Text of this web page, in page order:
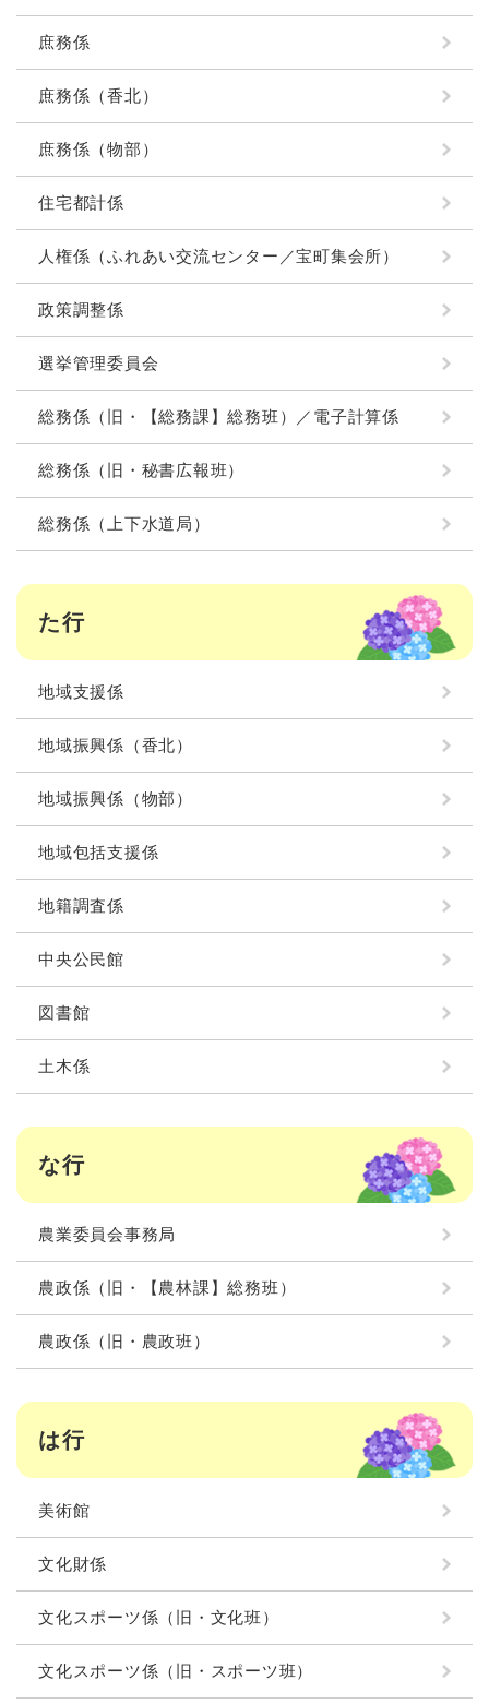
庶務係
庶務係（香北）
庶務係（物部）
住宅都計係
人権係（ふれあい交流センター／宝町集会所）
政策調整係
選挙管理委員会
総務係（旧・【総務課】総務班）／電子計算係
総務係（旧・秘書広報班）
総務係（上下水道局）
た行
地域支援係
地域振興係（香北）
地域振興係（物部）
地域包括支援係
地籍調査係
中央公民館
図書館
土木係
な行
農業委員会事務局
農政係（旧・【農林課】総務班）
農政係（旧・農政班）
は行
美術館
文化財係
文化スポーツ係（旧・文化班）
文化スポーツ係（旧・スポーツ班）